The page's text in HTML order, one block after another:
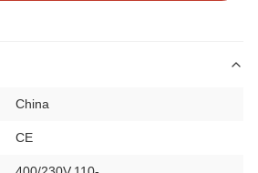
China
CE